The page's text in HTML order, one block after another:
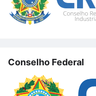
Conselho Federal